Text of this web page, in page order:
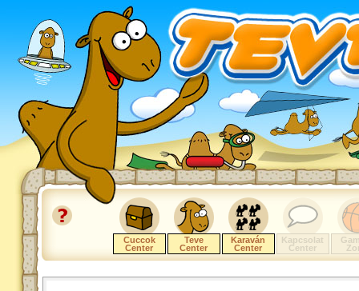
Cuccok
Center
Teve
Center
Karaván
Center
Kapcsolat
Center